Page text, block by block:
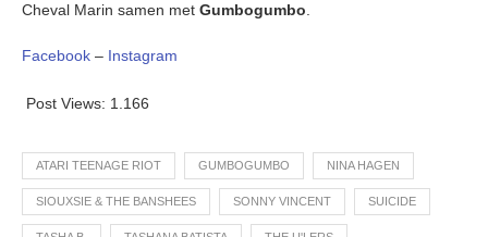
Cheval Marin samen met Gumbogumbo.
Facebook – Instagram
Post Views: 1.166
ATARI TEENAGE RIOT GUMBOGUMBO NINA HAGEN
SIOUXSIE & THE BANSHEES SONNY VINCENT SUICIDE